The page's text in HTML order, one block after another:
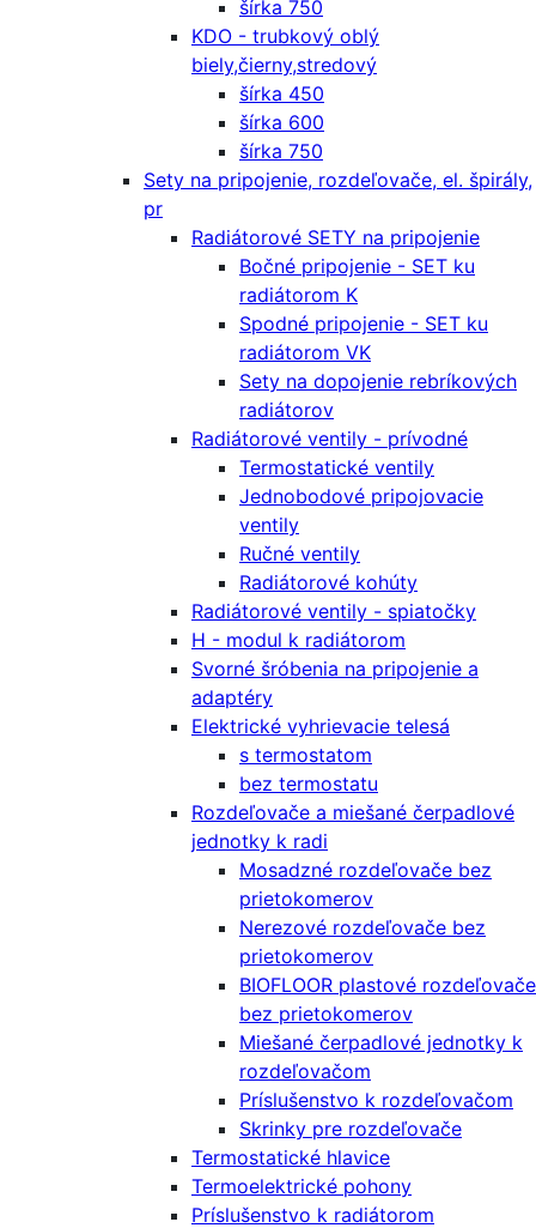
šírka 750
KDO - trubkový oblý
biely,čierny,stredový
šírka 450
šírka 600
šírka 750
Sety na pripojenie, rozdeľovače, el. špirály,
pr
Radiátorové SETY na pripojenie
Bočné pripojenie - SET ku
radiátorom K
Spodné pripojenie - SET ku
radiátorom VK
Sety na dopojenie rebríkových
radiátorov
Radiátorové ventily - prívodné
Termostatické ventily
Jednobodové pripojovacie
ventily
Ručné ventily
Radiátorové kohúty
Radiátorové ventily - spiatočky
H - modul k radiátorom
Svorné šróbenia na pripojenie a
adaptéry
Elektrické vyhrievacie telesá
s termostatom
bez termostatu
Rozdeľovače a miešané čerpadlové
jednotky k radi
Mosadzné rozdeľovače bez
prietokomerov
Nerezové rozdeľovače bez
prietokomerov
BIOFLOOR plastové rozdeľovače
bez prietokomerov
Miešané čerpadlové jednotky k
rozdeľovačom
Príslušenstvo k rozdeľovačom
Skrinky pre rozdeľovače
Termostatické hlavice
Termoelektrické pohony
Príslušenstvo k radiátorom